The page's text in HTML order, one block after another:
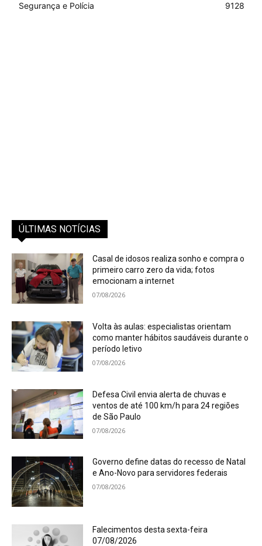
Segurança e Polícia
9128
ÚLTIMAS NOTÍCIAS
Casal de idosos realiza sonho e compra o
primeiro carro zero da vida; fotos
emocionam a internet
07/08/2026
Volta às aulas: especialistas orientam
como manter hábitos saudáveis durante o
período letivo
07/08/2026
Defesa Civil envia alerta de chuvas e
ventos de até 100 km/h para 24 regiões
de São Paulo
07/08/2026
Governo define datas do recesso de Natal
e Ano-Novo para servidores federais
07/08/2026
Falecimentos desta sexta-feira
07/08/2026